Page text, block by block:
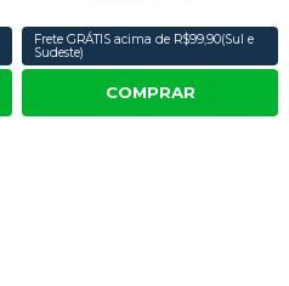
Frete GRÁTIS acima de R$99,90(Sul e
Sudeste)
COMPRAR